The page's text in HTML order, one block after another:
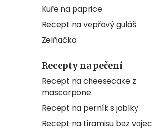
Kuře na paprice
Recept na vepřový guláš
Zelňačka
Recepty na pečení
Recept na cheesecake z
mascarpone
Recept na perník s jablky
Recept na tiramisu bez vajec